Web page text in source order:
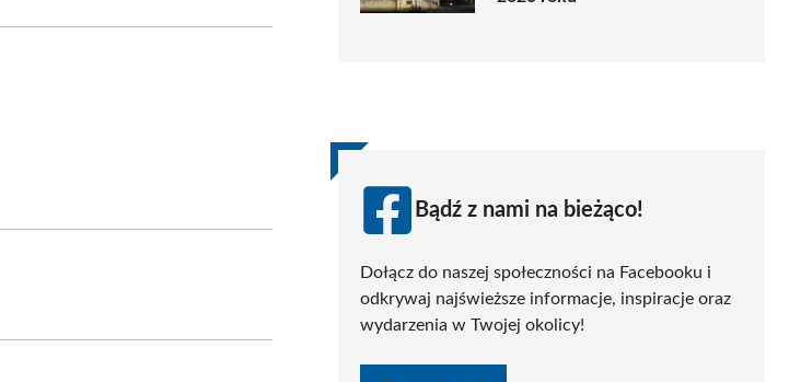
Bądź z nami na bieżąco!
Dołącz do naszej społeczności na Facebooku i
odkrywaj najświeższe informacje, inspiracje oraz
wydarzenia w Twojej okolicy!